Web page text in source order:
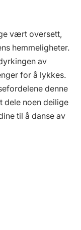
vært oversett,
hemmeligheter.
av
for å lykkes.
denne
dele noen deilige
til å danse av